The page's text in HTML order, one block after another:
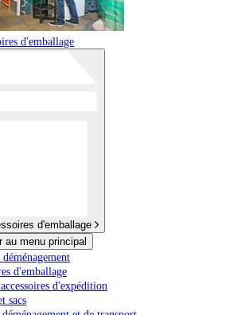
d'emballage
d'emballage
au menu principal
d'emballage
d'expédition
sacs